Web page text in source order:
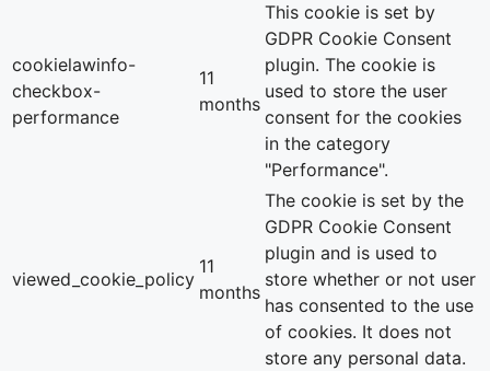
cookielawinfo-
checkbox-
performance
11
months
This cookie is set by
GDPR Cookie Consent
plugin. The cookie is
used to store the user
consent for the cookies
in the category
"Performance".
viewed_cookie_policy
11
months
The cookie is set by the
GDPR Cookie Consent
plugin and is used to
store whether or not user
has consented to the use
of cookies. It does not
store any personal data.